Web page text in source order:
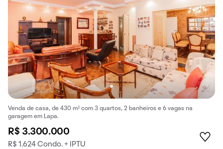
Venda de casa, de 430 m² com 3 quartos, 2 banheiros e 6 vagas na
garagem em Lapa.
R$ 3.300.000
R$ 1.624 Condo. + IPTU